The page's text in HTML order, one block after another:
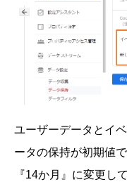
ユーザーデータとイ
ータの保持が初期値
『14か月』に変更し